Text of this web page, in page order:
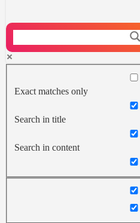
Exact matches only
Search in title
Search in content